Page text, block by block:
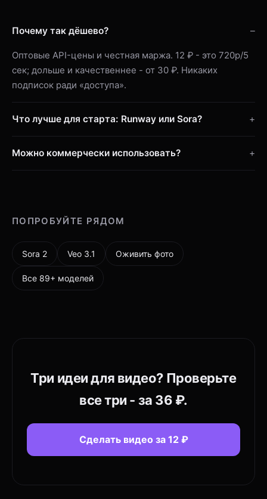
Почему так дёшево?
Оптовые API-цены и честная маржа. 12 ₽ - это 720p/5
сек; дольше и качественнее - от 30 ₽. Никаких
подписок ради «доступа».
Что лучше для старта: Runway или Sora?
Можно коммерчески использовать?
ПОПРОБУЙТЕ РЯДОМ
Sora 2 Veo 3.1 Оживить фото
Все 89+ моделей
Три идеи для видео? Проверьте
все три - за 36 ₽.
Сделать видео за 12 ₽